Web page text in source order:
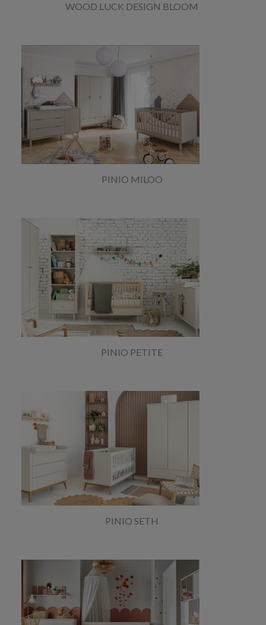
WOOD LUCK DESIGN BLOOM
PINIO MILOO
PINIO PETITE
PINIO SETH